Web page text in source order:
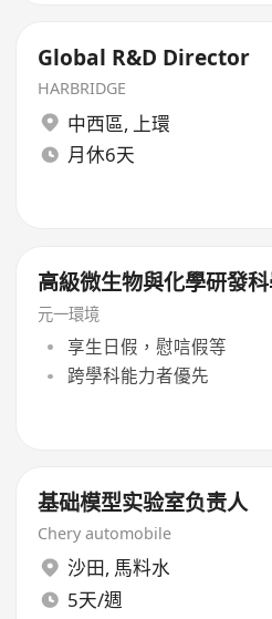
Global R&D Director
HARBRIDGE
中西區, 上環
月休6天
高級微生物與化學研發
元一環境
享生日假，慰唁假等
跨學科能力者優先
基础模型实验室负责人
Chery automobile
沙田, 馬料水
5天/週